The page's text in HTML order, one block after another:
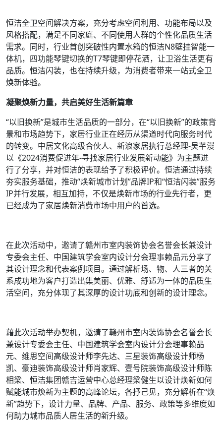
恒洁全卫空间解决方案，充分考虑空间利用、功能布局以及
风格搭配，满足不同家庭、不同使用人群的个性化品质生活
需求。同时，行业首创突破性内置水箱的恒洁N8壁挂智能一
体机，四功能琴键切换的T7琴键即停花洒，让卫浴生活更有
品质。恒洁闪装，也在持续升级，为消费者带来一站式全卫
焕新体验。
凝聚焕新力量，共启美好生活新篇章
“以旧换新”是城市生活品质的一部分，在“以旧换新”的政策背
景和市场趋势下，家居行业正在经历从渠道时代向服务时代
的转变。中居文化高级合伙人、新浪家居执行总经理-吴芊漫
以《2024消费促进年-寻找家居行业发展新动能》为主题进
行了分享，并对恒洁的表现给予了积极评价。恒洁通过持续
夯实服务基础，推动“焕新城市计划”品牌IP和“恒洁闪装”服务
IP并行发展，相互加持，不仅是焕新市场的行业先行者，更
已经成为了家居焕新消费市场中用户的首选。
在此次活动中，邀请了赣州市室内装饰协会名誉会长兼设计
专委会主任、中国建筑学会室内设计分会理事赖品元分享了
其设计理念和代表案例项目。通过解析场、物、人三者的关
系成功地为客户打造出集美丽、优雅、舒适为一体的品质生
活空间，充分体现了其深厚的设计功底和创新的设计理念。
藉此次活动举办契机，邀请了赣州市室内装饰协会名誉会长
兼设计专委会主任、中国建筑学会室内设计分会理事赖品
元、维思空间高级设计师李先达、三星装饰高级设计师杨
凯、豪迪装饰高级设计师肖家辉、壹号院装饰高级设计师陈
相梁、恒洁集团赣吉运营中心总经理梁健生以设计焕新如何
赋能城市焕新为主题的高峰论坛，各抒己见，充分解析在“焕
新”趋势下，设计力量、品牌、产品、服务、政策等多维度如
何助力城市品质人居生活的新升级。